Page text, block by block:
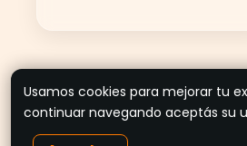
© 2026
Usamos cookies para mejorar tu
continuar navegando aceptás su